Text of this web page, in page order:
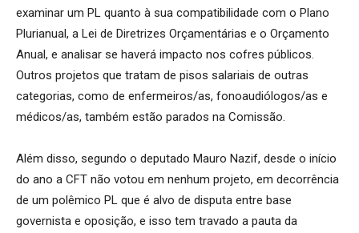
examinar um PL quanto à sua compatibilidade com o Plano
Plurianual, a Lei de Diretrizes Orçamentárias e o Orçamento
Anual, e analisar se haverá impacto nos cofres públicos.
Outros projetos que tratam de pisos salariais de outras
categorias, como de enfermeiros/as, fonoaudiólogos/as e
médicos/as, também estão parados na Comissão.
Além disso, segundo o deputado Mauro Nazif, desde o início
do ano a CFT não votou em nenhum projeto, em decorrência
de um polêmico PL que é alvo de disputa entre base
governista e oposição, e isso tem travado a pauta da